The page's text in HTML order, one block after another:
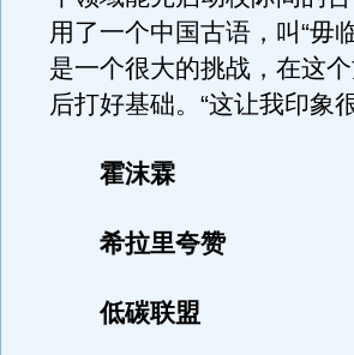
用了一个中国古语，叫“毋
是一个很大的挑战，在这
后打好基础。“这让我印象
霍沫霖
希拉里夸赞
低碳联盟